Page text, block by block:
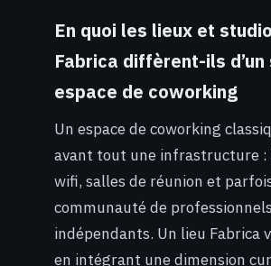
En quoi les lieux et
Fabrica diffèrent-ils d’un
espace de coworking
Un espace de coworking
avant tout une infrastructure :
wifi, salles de réunion et
communauté de professionnels
indépendants. Un lieu Fabrica
en intégrant une dimension